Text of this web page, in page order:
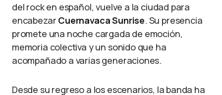
del rock en español, vuelve a la ciudad para
encabezar Cuernavaca Sunrise. Su presencia
promete una noche cargada de emoción,
memoria colectiva y un sonido que ha
acompañado a varias generaciones.
Desde su regreso a los escenarios, la banda ha